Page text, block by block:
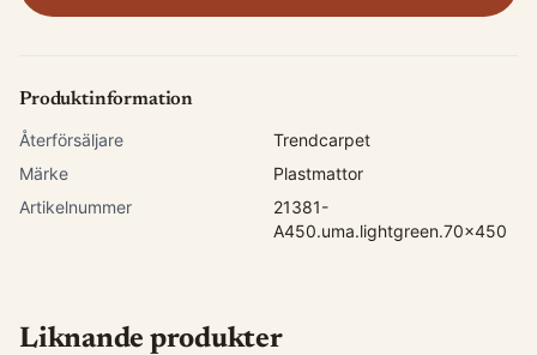
Produktinformation
Återförsäljare
Trendcarpet
Märke
Plastmattor
Artikelnummer
21381-
A450.uma.lightgreen.70x450
Liknande produkter